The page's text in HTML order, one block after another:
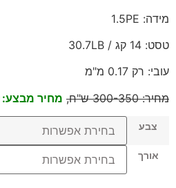
מידה: 1.5PE
טסט: 14 קג / 30.7LB
עובי: רק 0.17 מ"מ
מחיר: 300-350 ש"ח,
מחיר מבצע: 249-299 ש"ח
צבע
אורך